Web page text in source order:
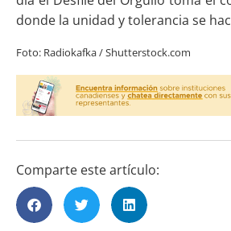
donde la unidad y tolerancia se
Foto: Radiokafka / Shutterstock.com
Comparte este artículo: